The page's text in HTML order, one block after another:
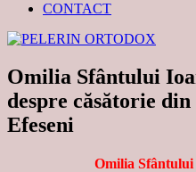
CONTACT
Omilia Sfântului
despre căsătorie
Efeseni
Omilia